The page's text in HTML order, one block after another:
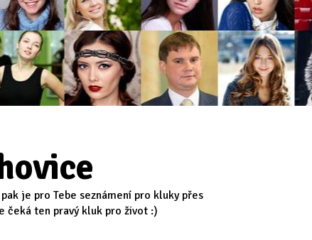
je pro Tebe seznámení pro kluky přes
čeká ten pravý kluk pro život :)